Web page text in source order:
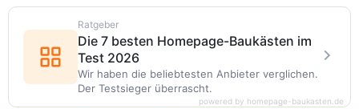
Ratgeber
Die 7 besten Homepage-Baukästen im
Test 2026
Wir haben die beliebtesten Anbieter verglichen.
Der Testsieger überrascht.
powered by homepage-baukasten.de